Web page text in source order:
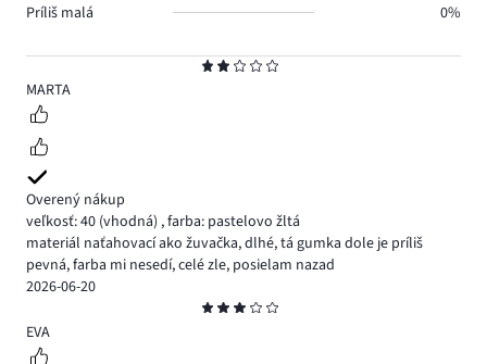
2
MARTA
Overený nákup
veľkosť: 40 (vhodná) ,farba: pastelovo žltá
materiál naťahovací ako žuvačka, dlhé, tá gumka dole je príliš
pevná, farba mi nesedí, celé zle, posielam nazad
2026-06-20
3
EVA
Príliš malá
0%